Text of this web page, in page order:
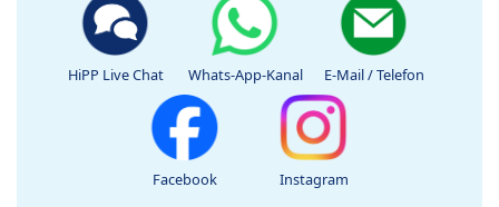
HiPP Live Chat Whats-App-Kanal E-Mail / Telefon
Facebook Instagram